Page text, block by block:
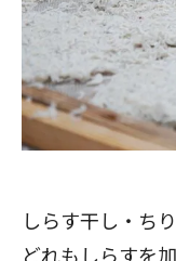
しらす干し・ち
どれもしらすを